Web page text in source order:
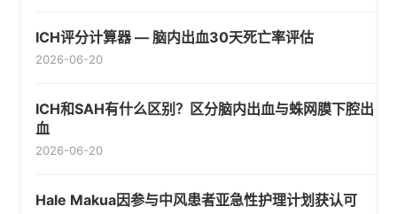
ICH评分计算器 — 脑内出血30天死亡率评估
2026-06-20
ICH和SAH有什么区别？区分脑内出血与蛛网膜下腔出
血
2026-06-20
Hale Makua因参与中风患者亚急性护理计划获认可